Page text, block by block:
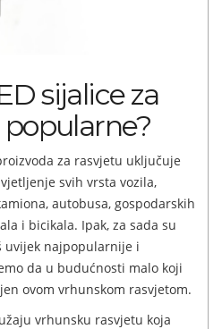
sijalice za
za rasvjetu uključuje
svih vrsta vozila,
autobusa, gospodarskih
i bicikala. Ipak, za sada su
uvijek najpopularnije i
da u budućnosti malo koji
ovom vrhunskom rasvjetom.
vrhunsku rasvjetu koja